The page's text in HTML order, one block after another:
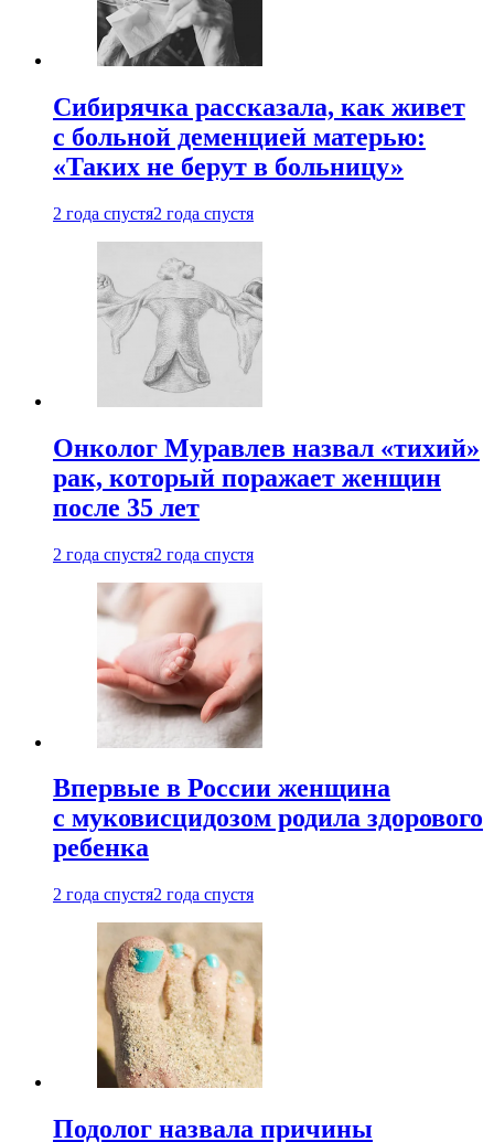
Сибирячка рассказала, как живет
с больной деменцией матерью:
«Таких не берут в больницу»
2 года спустя2 года спустя
Онколог Муравлев назвал «тихий»
рак, который поражает женщин
после 35 лет
2 года спустя2 года спустя
Впервые в России женщина
с муковисцидозом родила здорового
ребенка
2 года спустя2 года спустя
Подолог назвала причины